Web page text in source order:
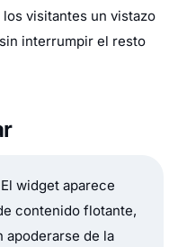
visitantes un vistazo
interrumpir el resto
widget aparece
contenido flotante,
apoderarse de la